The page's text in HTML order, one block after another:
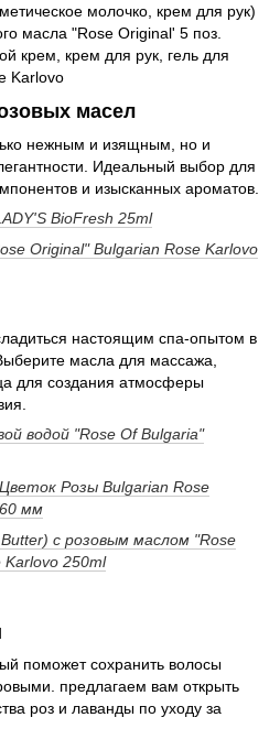
молочко, крем для рук)
масла "Rose Original' 5 поз.
крем, крем для рук, гель для
Karlovo
масел
нежным и изящным, но и
Идеальный выбор для
и изысканных ароматов.
BioFresh 25ml
Original" Bulgarian Rose Karlovo
настоящим спа-опытом в
масла для массажа,
для создания атмосферы
водой "Rose Of Bulgaria"
Розы Bulgarian Rose
мм
с розовым маслом "Rose
Karlovo 250ml
поможет сохранить волосы
предлагаем вам открыть
роз и лаванды по уходу за